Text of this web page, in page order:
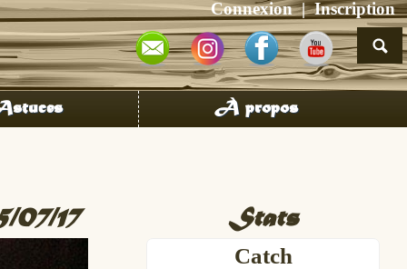
Connexion Inscription
À propos
07/17 Stats
Catch